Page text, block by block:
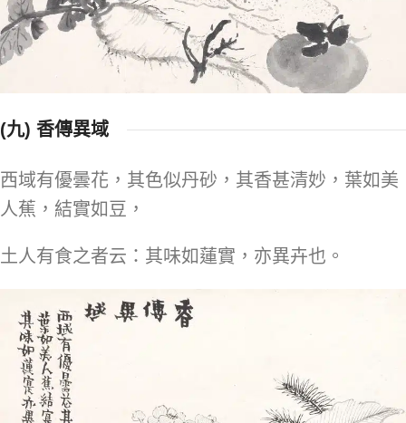
(九) 香傳異域
西域有優曇花，其色似丹砂，其香甚清妙，葉如美
人蕉，結實如豆，
土人有食之者云：其味如蓮實，亦異卉也。